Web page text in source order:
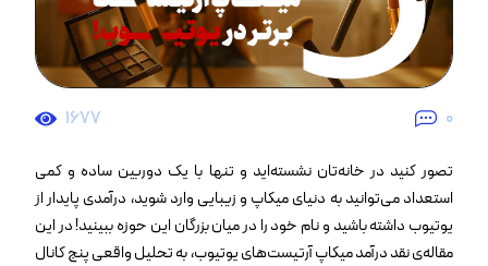
0
1677
تصور کنید در خانه‌تان نشسته‌اید و تنها با یک دوربین ساده و کمی
استعداد می‌توانید به دنیای میکاپ و زیبایی وارد شوید، درآمدی پایدار از
یوتیوب داشته باشید و نام خود را در میان بزرگان این حوزه ببینید! در این
مقاله‌ی نقد درآمد میکاپ آرتیست‌های یوتیوب، به تحلیل واقعی پنج کانال